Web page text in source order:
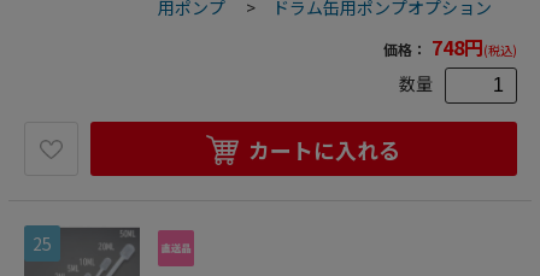
用ポンプ > ドラム缶用ポンプオプション
価格： 748円(税込)
数量
カートに入れる
25